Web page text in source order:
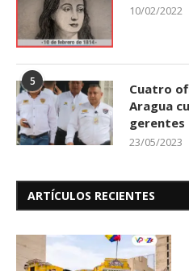
10/02/2022
5
Cuatro
Aragua
gerentes
23/05/2023
ARTÍCULOS RECIENTES